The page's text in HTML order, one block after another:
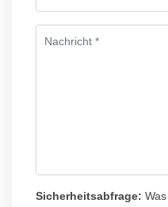
Sicherheitsabfrage: